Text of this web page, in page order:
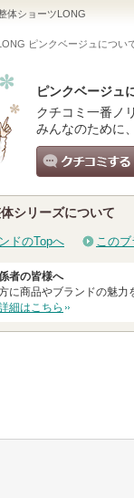
体ショーツLONG
ピンクベージュ につい
ピンクベージュ
クチコミ一番ノ
みんなのために
シリーズについて
ドのTopへ この
者の皆様へ
に商品やブランドの魅
細はこちら